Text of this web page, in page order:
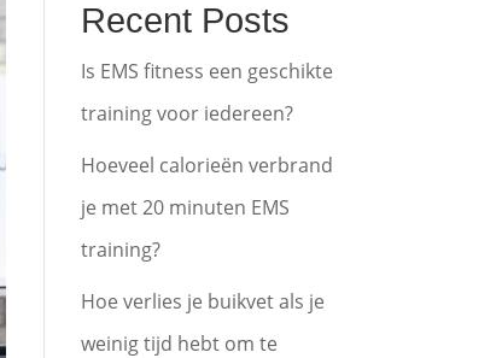
Recent Posts
Is EMS fitness een geschikte
training voor iedereen?
Hoeveel calorieën verbrand
je met 20 minuten EMS
training?
Hoe verlies je buikvet als je
weinig tijd hebt om te